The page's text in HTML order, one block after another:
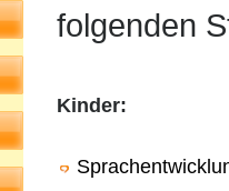
folgenden
Kinder: